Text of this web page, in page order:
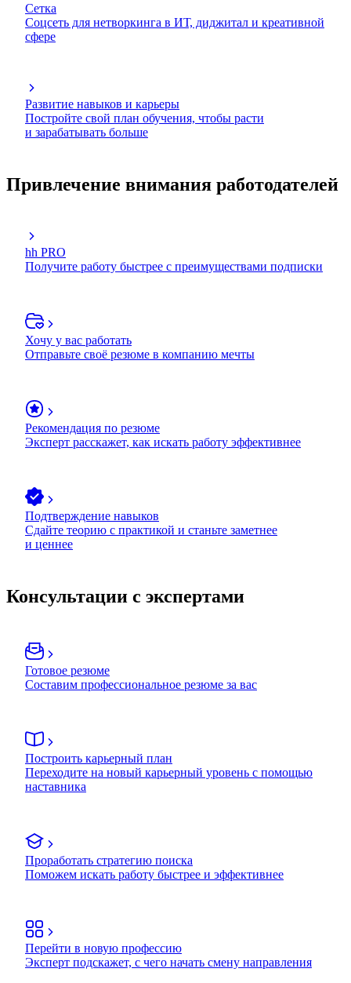
Сетка
Соцсеть для нетворкинга в ИТ, диджитал и креативной
сфере
Развитие навыков и карьеры
Постройте свой план обучения, чтобы расти
и зарабатывать больше
Привлечение внимания работодателей
hh PRO
Получите работу быстрее с преимуществами подписки
Хочу у вас работать
Отправьте своё резюме в компанию мечты
Рекомендация по резюме
Эксперт расскажет, как искать работу эффективнее
Подтверждение навыков
Сдайте теорию с практикой и станьте заметнее
и ценнее
Консультации с экспертами
Готовое резюме
Составим профессиональное резюме за вас
Построить карьерный план
Переходите на новый карьерный уровень с помощью
наставника
Проработать стратегию поиска
Поможем искать работу быстрее и эффективнее
Перейти в новую профессию
Эксперт подскажет, с чего начать смену направления